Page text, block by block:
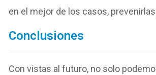
en el mejor de los casos,
Conclusiones
Con vistas al futuro, no solo